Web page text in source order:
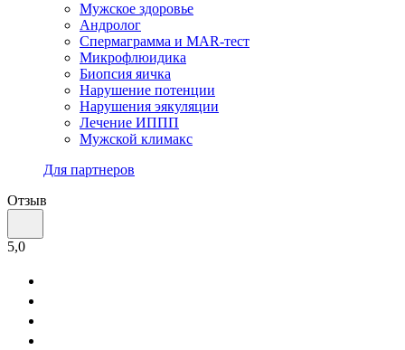
Мужское здоровье
Андролог
Спермаграмма и МАR-тест
Микрофлюидика
Биопсия яичка
Нарушение потенции
Нарушения эякуляции
Лечение ИППП
Мужской климакс
Для партнеров
Отзыв
5,0